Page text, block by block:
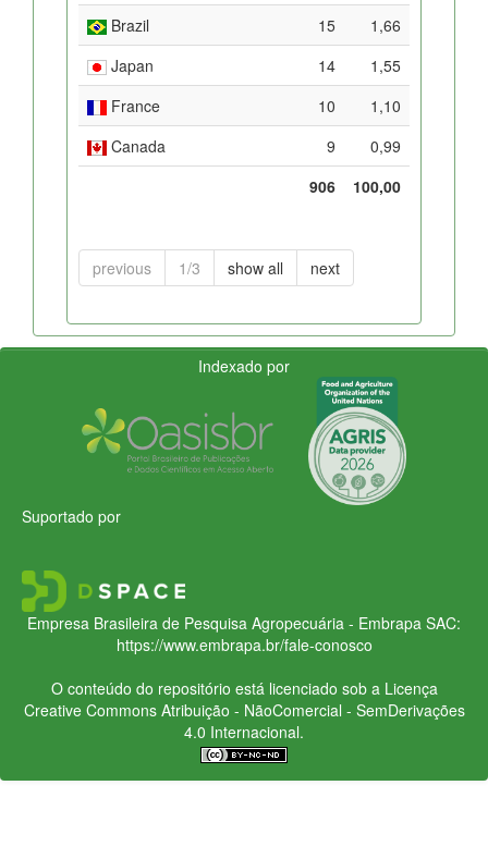
Brazil
15
1,66
Japan
14
1,55
France
10
1,10
Canada
9
0,99
906
100,00
previous 1/3 show all next
Indexado por
Suportado por
Empresa Brasileira de Pesquisa Agropecuária - Embrapa SAC:
https://www.embrapa.br/fale-conosco
O conteúdo do repositório está licenciado sob a Licença
Creative CommonsAtribuição - NãoComercial - SemDerivações
4.0 Internacional.